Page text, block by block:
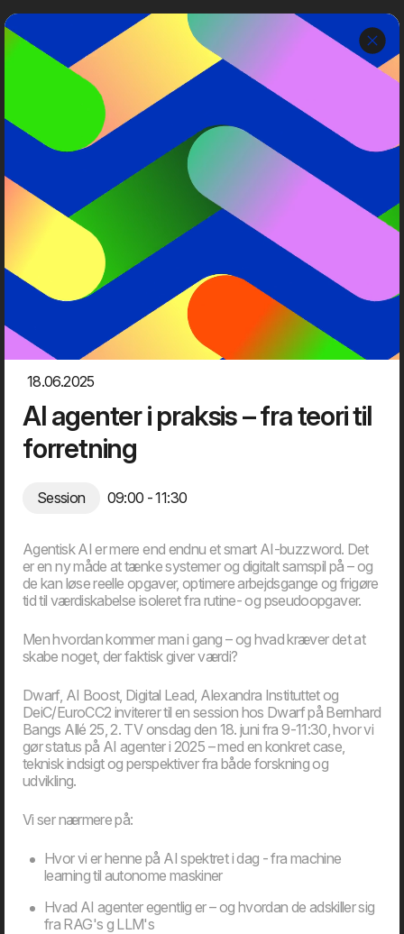
Events
Her kan du finde en oversigt over de næstkommende events
Vi inviterer til webinarer, sessions, Case & Cocktails og
fredagsbarer, og du kan nemt tilmelde dig vores events. Det er
Kommende events
Session
infrastruktur
01.10.26
Endnu en app eller et bedre medlemskab?
Arkiveret
18.06.2025
AI agenter i praksis – fra teori til
forretning
Session 09:00 - 11:30
Agentisk AI er mere end endnu et smart AI-buzzword. Det
er en ny måde at tænke systemer og digitalt samspil på – og
de kan løse reelle opgaver, optimere arbejdsgange og frigøre
tid til værdiskabelse isoleret fra rutine- og pseudoopgaver.
Men hvordan kommer man i gang – og hvad kræver det at
skabe noget, der faktisk giver værdi?
Dwarf, AI Boost, Digital Lead, Alexandra Instituttet og
DeiC/EuroCC2 inviterer til en session hos Dwarf på Bernhard
Bangs Allé 25, 2. TV onsdag den 18. juni fra 9-11:30, hvor vi
gør status på AI agenter i 2025 – med en konkret case,
teknisk indsigt og perspektiver fra både forskning og
udvikling.
Vi ser nærmere på:
Hvor vi er henne på AI spektret i dag - fra machine
learning til autonome maskiner
Hvad AI agenter egentlig er – og hvordan de adskiller sig
fra RAG's g LLM's